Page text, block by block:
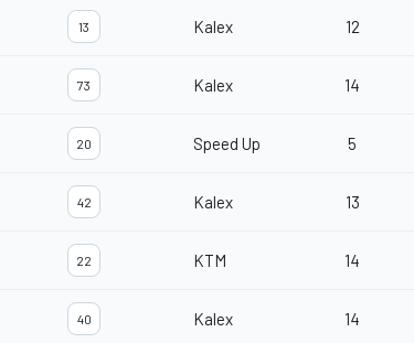
13 Kalex 12
73 Kalex 14
20 Speed Up 5
42 Kalex 13
22 KTM 14
40 Kalex 14